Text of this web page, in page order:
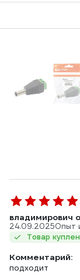
владимирович
24.09.2025Опыт
Товар
Комментарий:
подходит